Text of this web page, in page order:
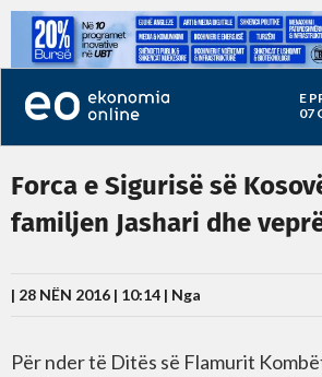
E
07
Forca e Sigurisë së
familjen Jashari dhe
| 28 NËN 2016 | 10:14 | Nga
Për nder të Ditës së Flamurit